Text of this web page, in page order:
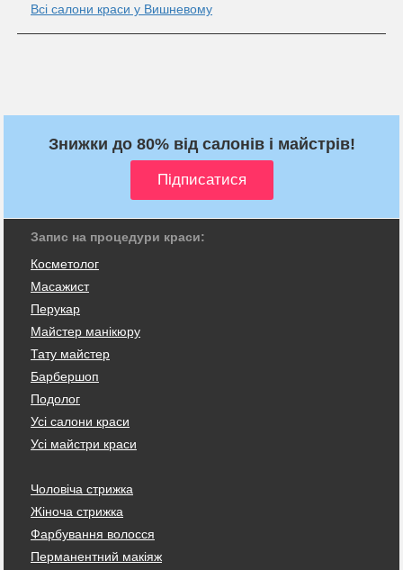
Всі салони краси у Вишневому
Знижки до 80% від салонів і майстрів!
Запис на процедури краси:
Косметолог
Масажист
Перукар
Майстер манікюру
Тату майстер
Барбершоп
Подолог
Усі салони краси
Усі майстри краси
Чоловіча стрижка
Жіноча стрижка
Фарбування волосся
Перманентний макіяж